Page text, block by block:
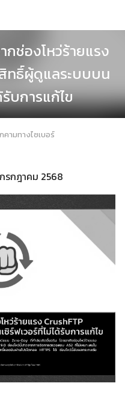
กช่องโหว่ร้ายแรง
ทธิ์ผู้ดูแลระบบบน
รับการแก้ไข
ามทางไซเบอร์
รกฎาคม 2568